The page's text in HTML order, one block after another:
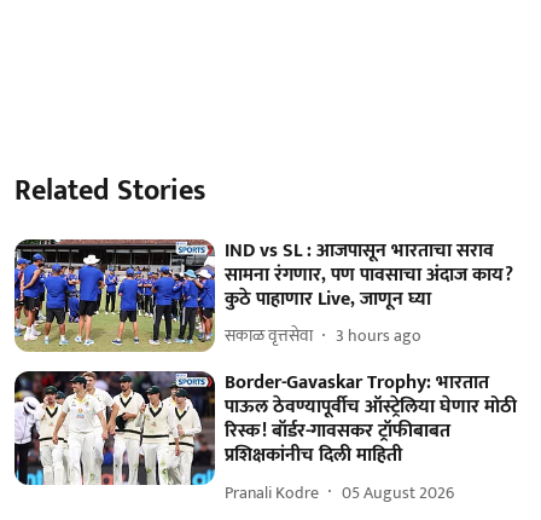
Related Stories
IND vs SL : आजपासून भारताचा सराव
सामना रंगणार, पण पावसाचा अंदाज काय?
कुठे पाहाणार Live, जाणून घ्या
सकाळ वृत्तसेवा 3 hours ago
Border-Gavaskar Trophy: भारतात
पाऊल ठेवण्यापूर्वीच ऑस्ट्रेलिया घेणार मोठी
रिस्क! बॉर्डर-गावसकर ट्रॉफीबाबत
प्रशिक्षकांनीच दिली माहिती
Pranali Kodre 05 August 2026